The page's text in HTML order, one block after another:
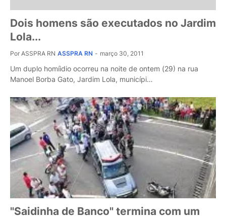
Dois homens são executados no Jardim
Lola...
Por ASSPRA RN ASSPRA RN - março 30, 2011
Um duplo homíidio ocorreu na noite de ontem (29) na rua
Manoel Borba Gato, Jardim Lola, municípi…
"Saidinha de Banco" termina com um